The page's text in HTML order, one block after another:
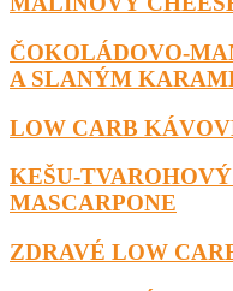
ČOKOLÁDOVO-
A SLANÝM
LOW CARB
KEŠU-
MASCARPONE
ZDRAVÉ LOW